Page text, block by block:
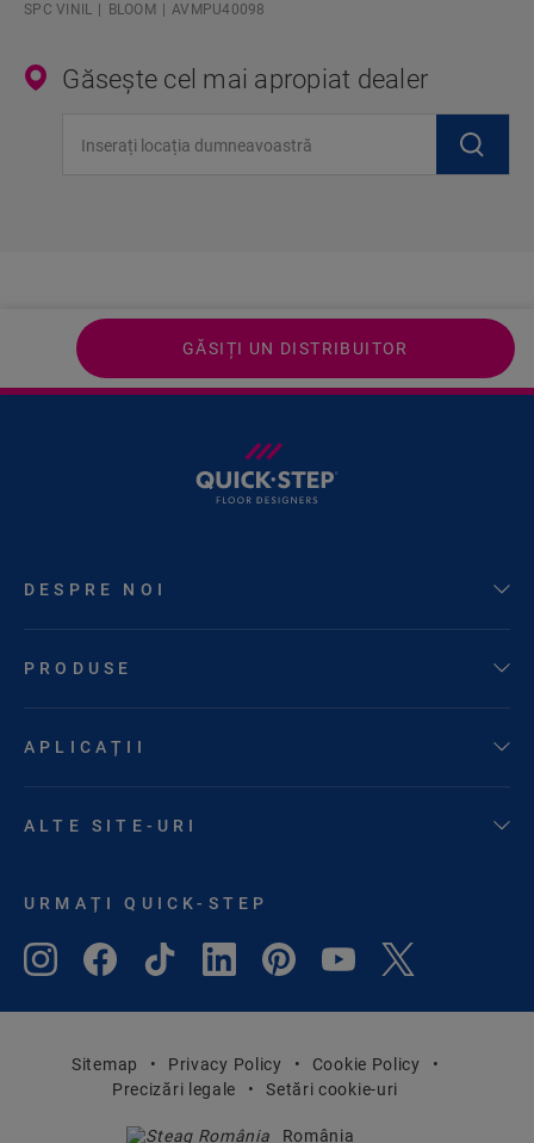
SPC VINIL BLOOM AVMPU40098
Găsește cel mai apropiat dealer
GĂSIȚI UN DISTRIBUITOR
DESPRE NOI
PRODUSE
APLICAȚII
ALTE SITE-URI
URMAȚI QUICK-STEP
Sitemap Privacy Policy
Cookie Policy
Precizări legale
Setări cookie-uri
România